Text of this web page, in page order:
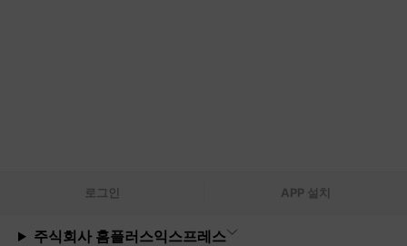
로그 인 APP 설치
주식회사 홈플러스익스프레스